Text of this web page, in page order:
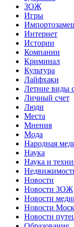
ЗОЖ
Игры
Интернет
Истории
Компании
Криминал
Культура
Лайфхаки
Летние виды
Личный счет
Люди
Места
Мнения
Мода
Народная
Наука
Наука и
Новости
Новости ЗОЖ
Новости
Новости
Новости